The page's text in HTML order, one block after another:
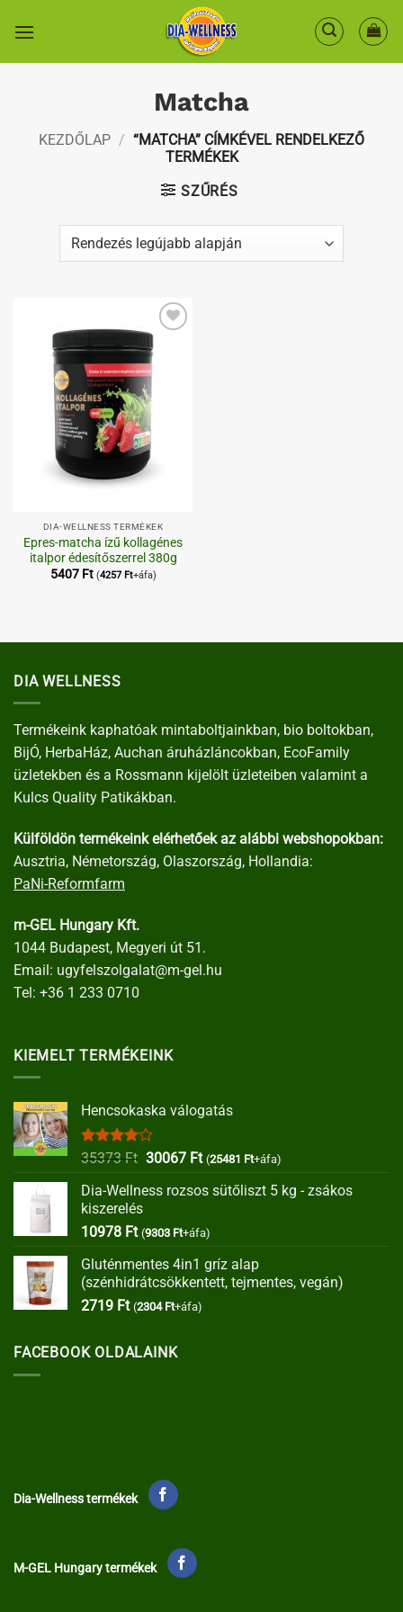
Matcha
KEZDŐLAP / “MATCHA” CÍMKÉVEL RENDELKEZŐ
TERMÉKEK
SZŰRÉS
Kedvenceimhez
DIA-WELLNESS TERMÉKEK
Epres-matcha ízű kollagénes
italpor édesítőszerrel 380g
5407 Ft (4257 Ft+áfa)
DIA WELLNESS
Termékeink kaphatóak mintaboltjainkban, bio boltokban,
BijÓ, HerbaHáz, Auchan áruházláncokban, EcoFamily
üzletekben és a Rossmann kijelölt üzleteiben valamint a
Kulcs Quality Patikákban.
Külföldön termékeink elérhetőek az alábbi webshopokban:
Ausztria, Németország, Olaszország, Hollandia:
PaNi-Reformfarm
m-GEL Hungary Kft.
1044 Budapest, Megyeri út 51.
Email: ugyfelszolgalat@m-gel.hu
Tel: +36 1 233 0710
KIEMELT TERMÉKEINK
Hencsokaska válogatás
Értékelés:
35373Ft Original
was:
30067 FtCurrent
is:
(25481 Ft+áfa)
Dia-Wellness rozsos sütőliszt 5 kg - zsákos
kiszerelés
10978 Ft (9303 Ft+áfa)
Gluténmentes 4in1 gríz alap
(szénhidrátcsökkentett, tejmentes, vegán)
2719 Ft (2304 Ft+áfa)
FACEBOOK OLDALAINK
Dia-Wellness termékek
M-GEL Hungary termékek